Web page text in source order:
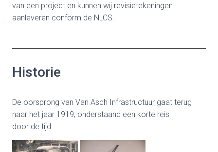
van een project en kunnen wij revisietekeningen
aanleveren conform de NLCS.
Historie
De oorsprong van Van Asch Infrastructuur gaat terug
naar het jaar 1919; onderstaand een korte reis
door de tijd: